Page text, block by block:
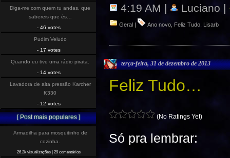
4:19 AM | Luciano |
Geral Ano novo Feliz Tudo Lisarb
terça-feira, 31 de dezembro de 2013
Feliz Tudo…
(No Ratings Yet)
Só pra lembrar:
Diga-me com quem tu andas, que
sabereis que és…
- 46 votes
Pudim Veludo
- 17 votes
Quando eu tive uma rádio pirata.
- 14 votes
Lavadora de alta pressão Karcher
K330
- 12 votes
[ Post mais populares ]
Armadilha para mosquitinho de
cozinha.
26.2k visualizações| 29 comentários